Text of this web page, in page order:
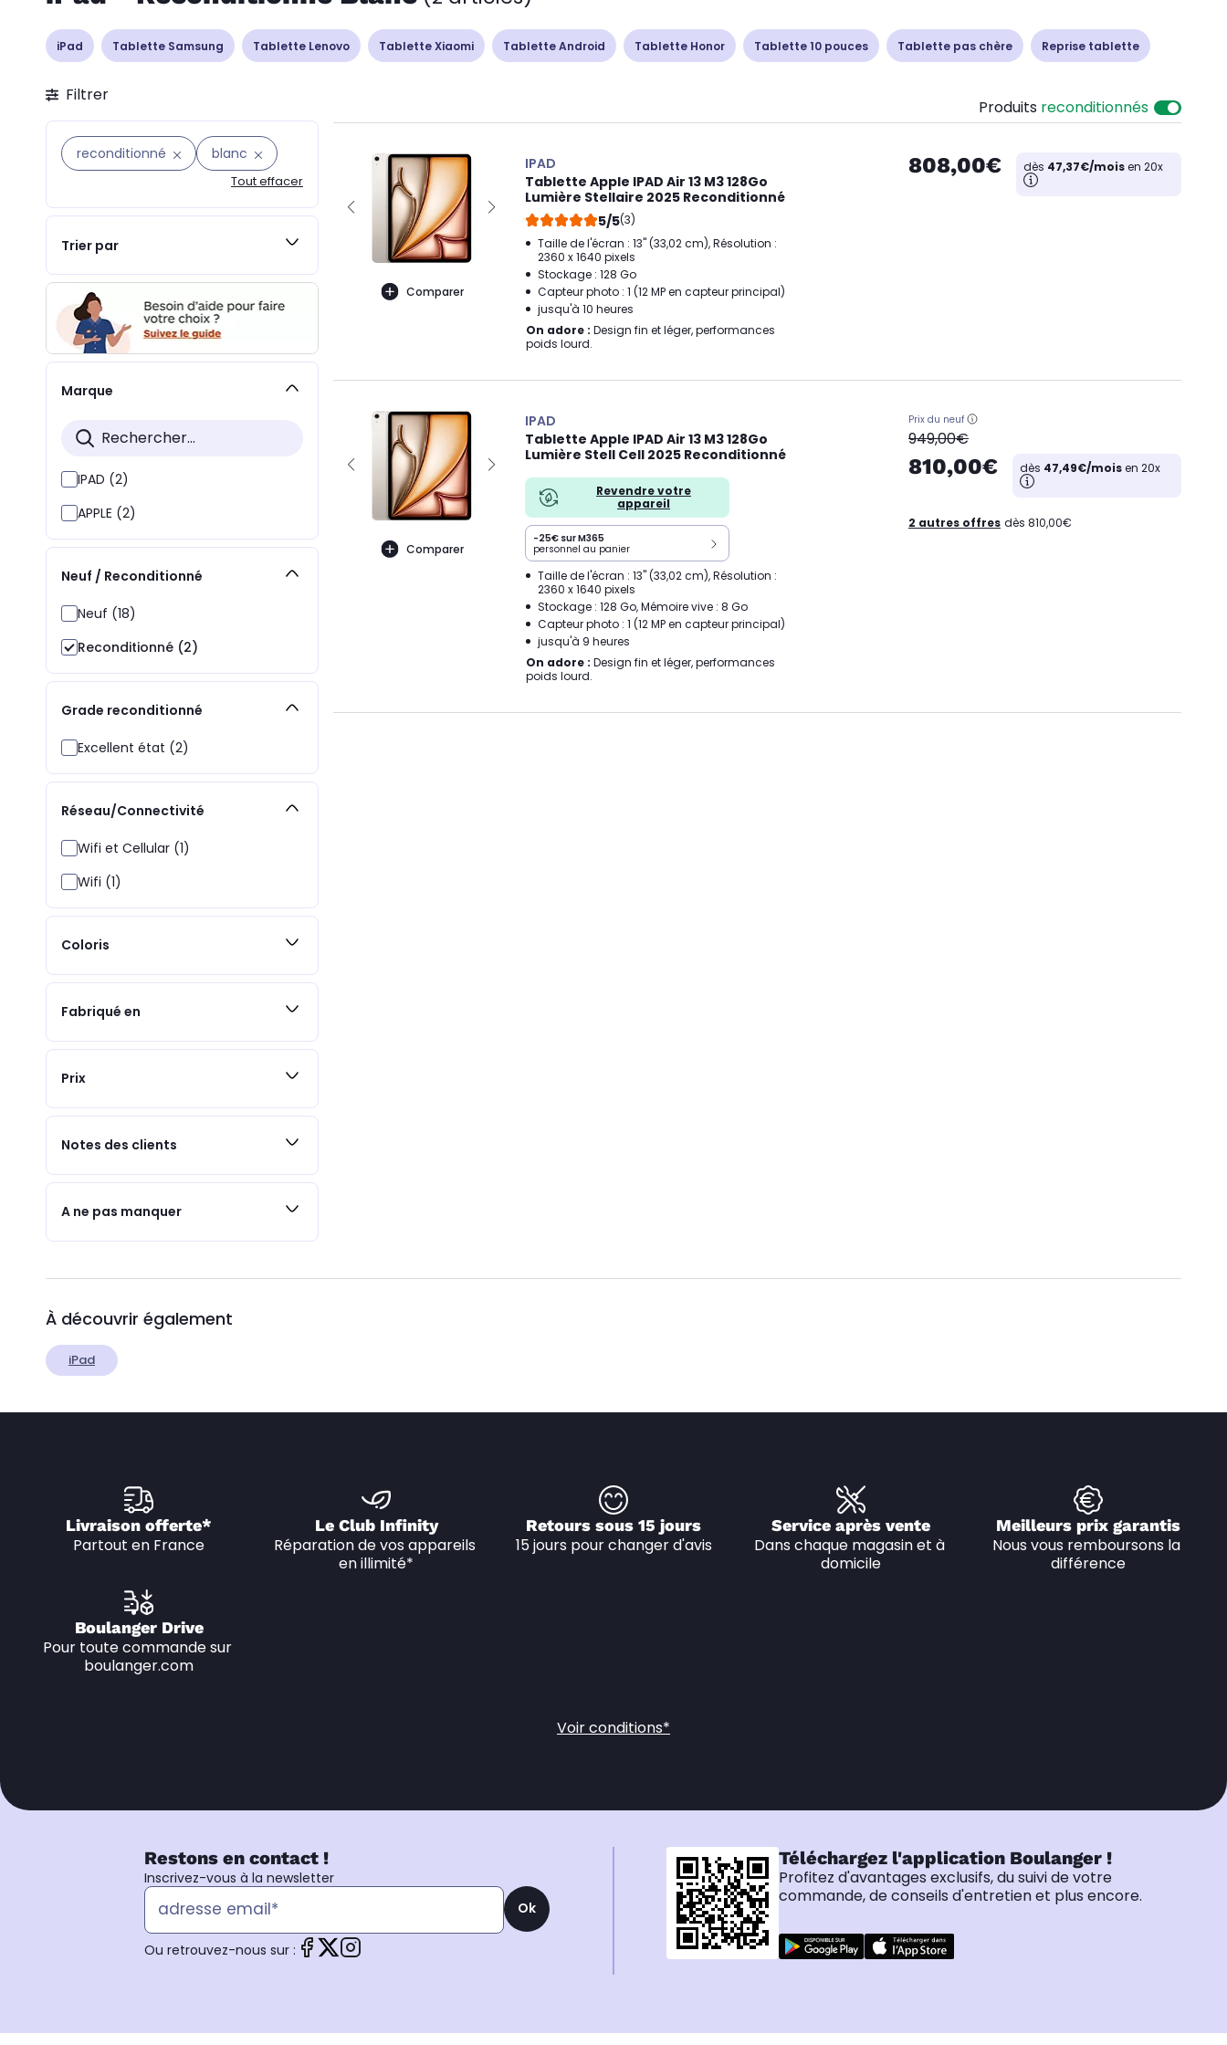
iPad Tablette Samsung Tablette Lenovo Tablette Xiaomi Tablette Android Tablette Honor Tablette 10 pouces Tablette pas chère Reprise tablette
Filtrer
reconditionné blanc
Tout effacer
Trier par
Marque
IPAD (2)
APPLE (2)
Neuf / Reconditionné
Neuf (18)
Reconditionné (2)
Grade reconditionné
Excellent état (2)
Réseau/Connectivité
Wifi et Cellular (1)
Wifi (1)
Coloris
Fabriqué en
Prix
Notes des clients
A ne pas manquer
Produits reconditionnés
Comparer
IPAD
Tablette Apple IPAD Air 13 M3 128Go
Lumière Stellaire 2025 Reconditionné
5/5(3)
Taille de l'écran : 13" (33,02 cm), Résolution :
2360 x 1640 pixels
Stockage : 128 Go
Capteur photo : 1 (12 MP en capteur principal)
jusqu'à 10 heures
On adore : Design fin et léger, performances
poids lourd.
808,00€ dès 47,37€/moisen 20x
Comparer
IPAD
Tablette Apple IPAD Air 13 M3 128Go
Lumière Stell Cell 2025 Reconditionné
Revendre votre
appareil
-25€ sur M365
personnel au panier
Taille de l'écran : 13" (33,02 cm), Résolution :
2360 x 1640 pixels
Stockage : 128 Go, Mémoire vive : 8 Go
Capteur photo : 1 (12 MP en capteur principal)
jusqu'à 9 heures
On adore : Design fin et léger, performances
poids lourd.
Prix du neuf
oldPrice
949,00€
810,00€ dès 47,49€/moisen 20x
2 autres offres dès 810,00€
À découvrir également
iPad
Livraison offerte*
Partout en France
Le Club Infinity
Réparation de vos appareils
en illimité*
Retours sous 15 jours
15 jours pour changer d'avis
Service après vente
Dans chaque magasin et à
domicile
Meilleurs prix garantis
Nous vous remboursons la
différence
Boulanger Drive
Pour toute commande sur
boulanger.com
Voir conditions*
Restons en contact !
Inscrivez-vous à la newsletter
Ok
Ou retrouvez-nous sur :
Téléchargez l'application Boulanger !
Profitez d'avantages exclusifs, du suivi de votre
commande, de conseils d'entretien et plus encore.